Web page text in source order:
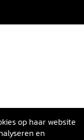
op haar website
en